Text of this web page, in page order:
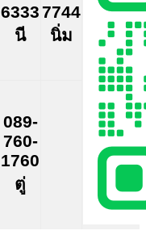
6333
นี
7744
นิ่ม
089-
760-
1760
ตู่